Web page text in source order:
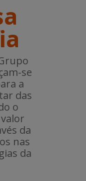
se
a
das
o
da
nas
da